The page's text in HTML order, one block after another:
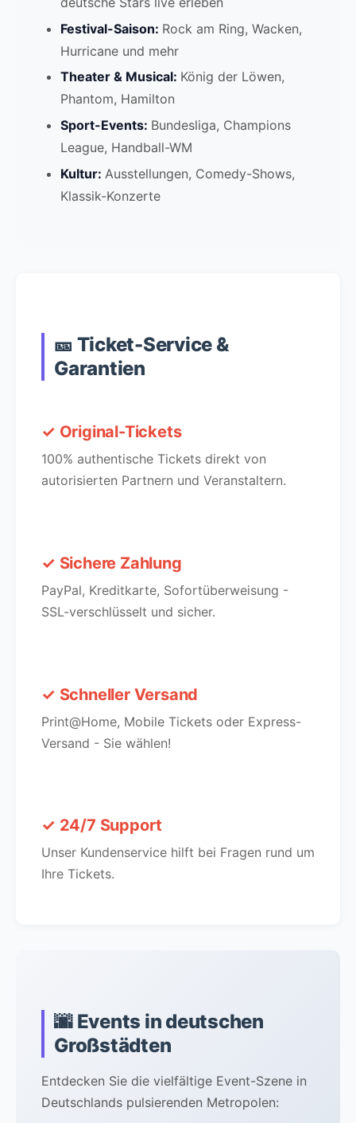
Festival-Saison: Rock am Ring, Wacken,
Hurricane und mehr
Theater & Musical: König der Löwen,
Phantom, Hamilton
Sport-Events: Bundesliga, Champions
League, Handball-WM
Kultur: Ausstellungen, Comedy-Shows,
Klassik-Konzerte
🎫 Ticket-Service &
Garantien
✓ Original-Tickets
100% authentische Tickets direkt von
autorisierten Partnern und Veranstaltern.
✓ Sichere Zahlung
PayPal, Kreditkarte, Sofortüberweisung -
SSL-verschlüsselt und sicher.
✓ Schneller Versand
Print@Home, Mobile Tickets oder Express-
Versand - Sie wählen!
✓ 24/7 Support
Unser Kundenservice hilft bei Fragen rund um
Ihre Tickets.
🌆 Events in deutschen
Großstädten
Entdecken Sie die vielfältige Event-Szene in
Deutschlands pulsierenden Metropolen: